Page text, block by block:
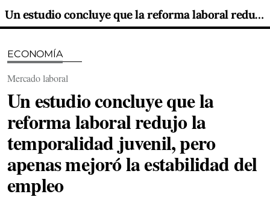
Un estudio concluye que la reforma laboral redujo la temporalidad juvenil, pero apenas mejoró la estabilidad del empleo
ECONOMÍA
Mercado laboral
Un estudio concluye que la
reforma laboral redujo la
temporalidad juvenil, pero
apenas mejoró la estabilidad del
empleo